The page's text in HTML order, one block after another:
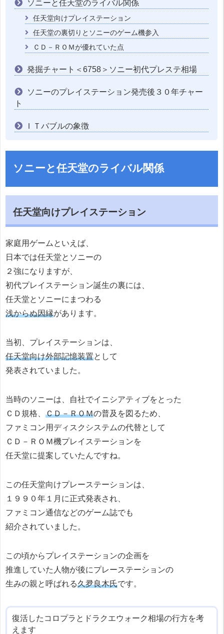
ソニーと任天堂のライバル関係
任天堂向けプレイステーション
任天堂の裏切りとソニーのゲーム機参入
ＣＤ－ＲＯＭが優れていた点
発掘チャート＜6758＞ソニー初代プレステ相場
ソニーのプレイステーション発売後３０年チャー
ト
ＩＴバブルの象徴
ソニーと任天堂のライバル関係
任天堂向けプレイステーション
家庭用ゲームといえば、
日本では任天堂とソニーの
２強になりますが、
初代プレイステーション誕生の裏には、
任天堂とソニーにまつわる
浅からぬ因縁があります。
当初、プレイステーションは、
任天堂向け外部記憶装置として
発表されていました。
当時のソニーは、自社でイニシアティブをとった
ＣＤ規格、 ＣＤ－ＲＯＭの普及を図るため、
ファミコン用ディスクシステムの代替として
ＣＤ－ＲＯＭ機プレイステーションを
任天堂に提案していたんですね。
この任天堂向けプレーステーションは、
１９９０年１月に正式発表され、
ファミコン通信などのゲーム誌でも
紹介されていました。
この頃からプレイステーションの企画を
推進していた人物が後にプレーステーションの
生みの親と呼ばれる久夛良木氏です。
復活したコロプラとドラクエウォーク相場の行方を考
えます